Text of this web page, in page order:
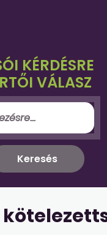
KÉRDÉSRE
VÁLASZ